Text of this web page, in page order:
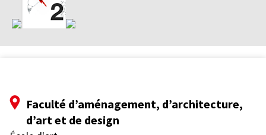
Faculté d’aménagement, d’architecture,
d’art et de design